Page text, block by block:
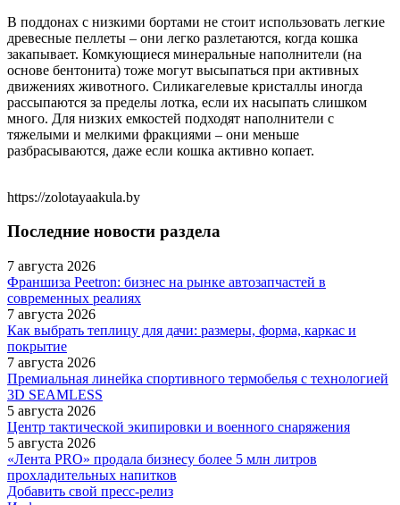
В поддонах с низкими бортами не стоит использовать легкие
древесные пеллеты – они легко разлетаются, когда кошка
закапывает. Комкующиеся минеральные наполнители (на
основе бентонита) тоже могут высыпаться при активных
движениях животного. Силикагелевые кристаллы иногда
рассыпаются за пределы лотка, если их насыпать слишком
много. Для низких емкостей подходят наполнители с
тяжелыми и мелкими фракциями – они меньше
разбрасываются, даже если кошка активно копает.
https://zolotayaakula.by
Последние новости раздела
7 августа 2026
Франшиза Peetron: бизнес на рынке автозапчастей в
современных реалиях
7 августа 2026
Как выбрать теплицу для дачи: размеры, форма, каркас и
покрытие
7 августа 2026
Премиальная линейка спортивного термобелья с технологией
3D SEAMLESS
5 августа 2026
Центр тактической экипировки и военного снаряжения
5 августа 2026
«Лента PRO» продала бизнесу более 5 млн литров
прохладительных напитков
Добавить свой пресс-релиз